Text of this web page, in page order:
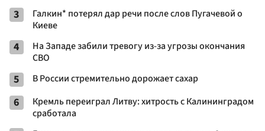
3
Галкин* потерял дар речи после слов Пугачевой о
Киеве
4
На Западе забили тревогу из-за угрозы окончания
СВО
5 В России стремительно дорожает сахар
6
Кремль переиграл Литву: хитрость с Калининградом
сработала